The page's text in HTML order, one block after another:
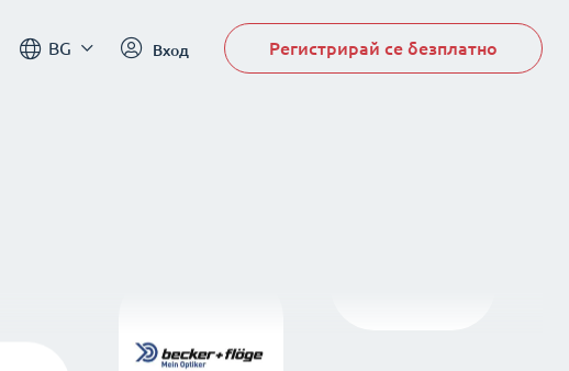
BG Вход Регистрирай се безплатно